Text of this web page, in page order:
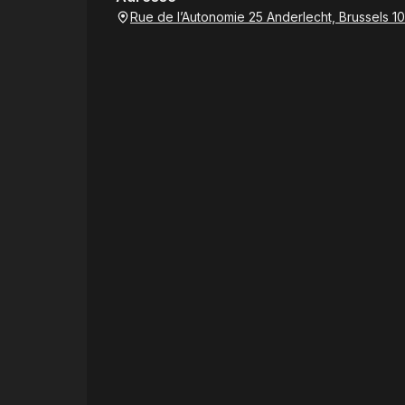
Rue de l’Autonomie 25 Anderlecht, Brussels